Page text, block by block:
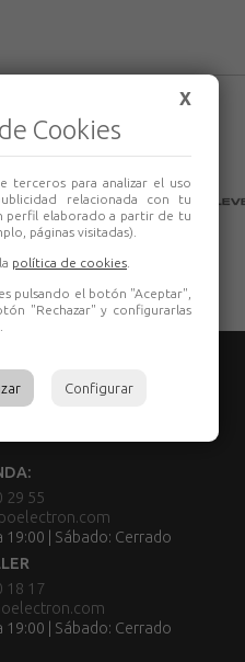
29 55
19:00 | Sábado: Cerrado
18 17
19:00 | Sábado: Cerrado
X
Cookies
terceros para analizar el uso
relacionada con tu
perfil elaborado a partir de tu
páginas visitadas).
política de cookies
pulsando el botón "Aceptar",
"Rechazar" y configurarlas
Configurar